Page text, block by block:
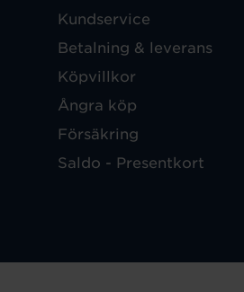
Kundservice
Betalning & leverans
Köpvillkor
Ångra köp
Försäkring
Saldo - Presentkort